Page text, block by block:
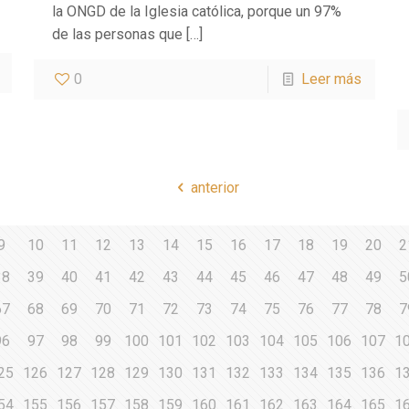
la ONGD de la Iglesia católica, porque un 97%
de las personas que […]
0 Leer más
anterior
10 11 12 13 14 15 16 17 18 19 20
39 40 41 42 43 44 45 46 47 48 49
68 69 70 71 72 73 74 75 76 77 78
97 98 99 100 101 102 103 104 105 106 107
126 127 128 129 130 131 132 133 134 135 136
155 156 157 158 159 160 161 162 163 164 165